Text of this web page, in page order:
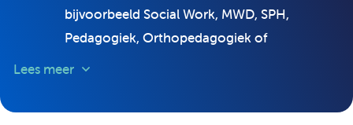
bijvoorbeeld Social Work, MWD, SPH,
Pedagogiek, Orthopedagogiek of
te registreren);
Lees meer